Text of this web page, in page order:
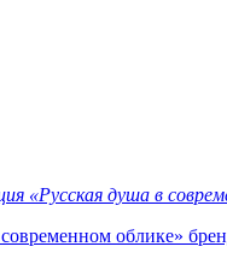
«Русская душа в
облике»